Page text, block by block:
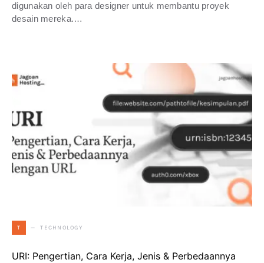
digunakan oleh para designer untuk membantu proyek
desain mereka.…
T TECHNOLOGY
URI: Pengertian, Cara Kerja, Jenis & Perbedaannya